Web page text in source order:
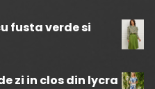
fusta verde si
zi in clos din lycra